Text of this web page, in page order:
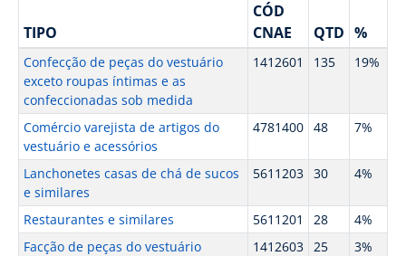
TIPO
CÓD
CNAE
QTD %
Confecção de peças do vestuário
exceto roupas íntimas e as
confeccionadas sob medida
1412601 135 19%
Comércio varejista de artigos do
vestuário e acessórios
4781400 48 7%
Lanchonetes casas de chá de sucos
e similares
5611203 30 4%
Restaurantes e similares 5611201 28
4%
Facção de peças do vestuário
1412603 25 3%